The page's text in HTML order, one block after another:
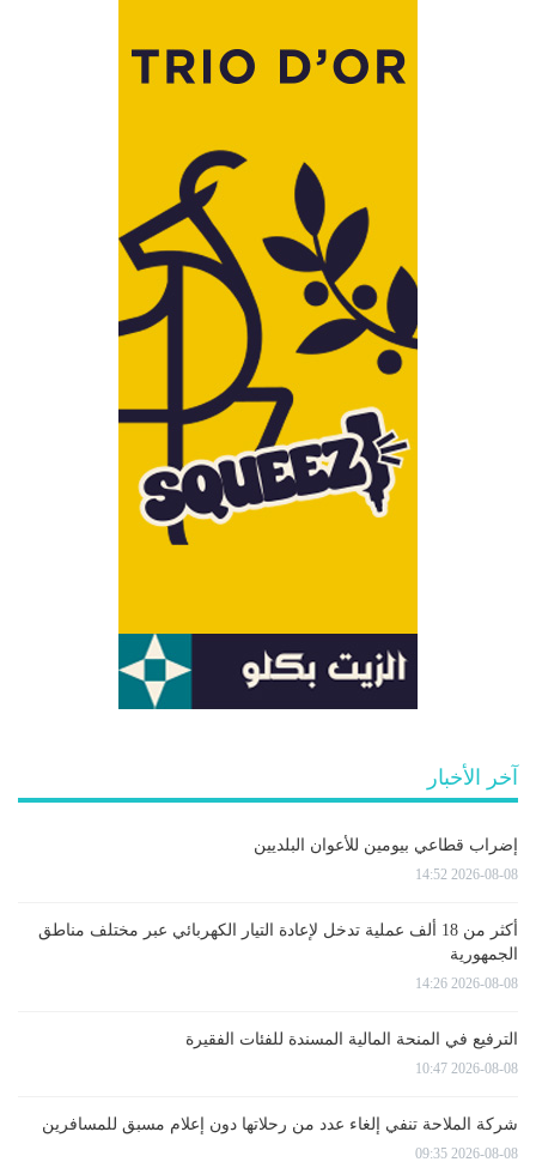
آخر الأخبار
إضراب قطاعي بيومين للأعوان البلديين
2026-08-08 14:52
أكثر من 18 ألف عملية تدخل لإعادة التيار الكهربائي عبر مختلف مناطق
الجمهورية
2026-08-08 14:26
الترفيع في المنحة المالية المسندة للفئات الفقيرة
2026-08-08 10:47
شركة الملاحة تنفي إلغاء عدد من رحلاتها دون إعلام مسبق للمسافرين
2026-08-08 09:35